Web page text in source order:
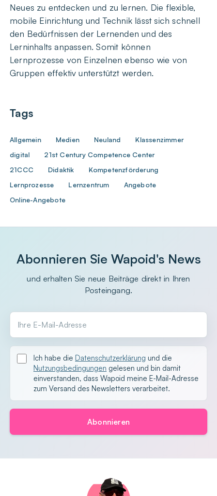
Neues zu entdecken und zu lernen. Die flexible,
mobile Einrichtung und Technik lässt sich schnell
den Bedürfnissen der Lernenden und des
Lerninhalts anpassen. Somit können
Lernprozesse von Einzelnen ebenso wie von
Gruppen effektiv unterstützt werden.
Tags
Allgemein Medien Neuland
Klassenzimmer
digital
21st Century Competence Center
21CCC
Didaktik
Kompetenzförderung
Lernprozesse
Lernzentrum
Angebote
Online-Angebote
Abonnieren Sie Wapoid's News
und erhalten Sie neue Beiträge direkt in Ihren
Posteingang.
Ihre E-Mail-Adresse
Ich habe die Datenschutzerklärung und die
Nutzungsbedingungen gelesen und bin damit
einverstanden, dass Wapoid meine E-Mail-Adresse
zum Versand des Newsletters verarbeitet.
Abonnieren